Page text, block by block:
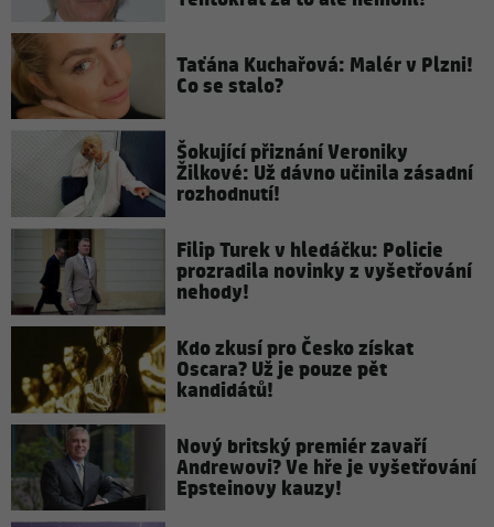
Taťána Kuchařová: Malér v Plzni!
Co se stalo?
Šokující přiznání Veroniky
Žilkové: Už dávno učinila zásadní
rozhodnutí!
Filip Turek v hledáčku: Policie
prozradila novinky z vyšetřování
nehody!
Kdo zkusí pro Česko získat
Oscara? Už je pouze pět
kandidátů!
Nový britský premiér zavaří
Andrewovi? Ve hře je vyšetřování
Epsteinovy kauzy!